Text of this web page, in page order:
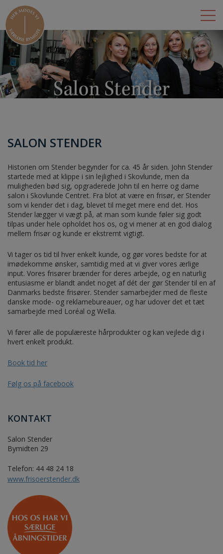
BUTIKKER
LEJEMÅL
ÅBNINGSTIDER
KONTAKT
SALON STENDER
Historien om Stender begynder for ca. 45 år siden. John Stender
startede med at klippe i sin lejlighed i Skovlunde, men da
muligheden bød sig, opgraderede John til en herre og dame
salon i Skovlunde Centret. Fra blot at være en frisør, er Stender
som vi kender det i dag, blevet til meget mere end det. Hos
Stender lægger vi vægt på, at man som kunde føler sig godt
tilpas under hele opholdet hos os, og vi mener at en god dialog
mellem frisør og kunde er ekstremt vigtigt.
Vi tager os tid til hver enkelt kunde, og gør vores bedste for at
imødekomme ønsker, samtidig med at vi giver vores ærlige
input. Vores frisører brænder for deres arbejde, og en naturlig
entusiasme er blandt andet noget af dét der gør Stender til en af
Danmarks bedste frisører. Stender samarbejder med de fleste
danske mode- og reklamebureauer, og har udover det et tæt
samarbejde med Loréal og Wella.
Vi fører alle de populæreste hårprodukter og kan vejlede dig i
hvert enkelt produkt.
Book tid her
Følg os på facebook
KONTAKT
Salon Stender
Bymidten 29
Telefon: 44 48 24 18
www.frisoerstender.dk